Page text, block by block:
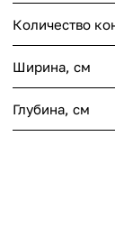
Количество
Ширина, см
Глубина, см